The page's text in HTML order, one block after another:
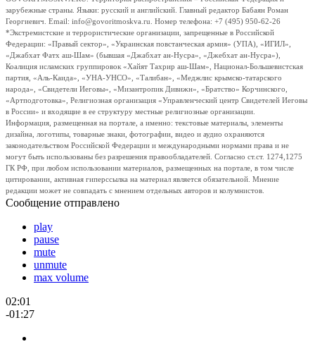
зарубежные страны. Языки: русский и английский. Главный редактор Бабаян Роман
Георгиевич. Email: info@govoritmoskva.ru. Номер телефона: +7 (495) 950-62-26
*Экстремистские и террористические организации, запрещенные в Российской
Федерации: «Правый сектор», «Украинская повстанческая армия» (УПА), «ИГИЛ»,
«Джабхат Фатх аш-Шам» (бывшая «Джабхат ан-Нусра», «Джебхат ан-Нусра»),
Коалиция исламских группировок «Хайят Тахрир аш-Шам», Национал-Большевистская
партия, «Аль-Каида», «УНА-УНСО», «Талибан», «Меджлис крымско-татарского
народа», «Свидетели Иеговы», «Мизантропик Дивижн», «Братство» Корчинского,
«Артподготовка», Религиозная организация «Управленческий центр Свидетелей Иеговы
в России» и входящие в ее структуру местные религиозные организации.
Информация, размещенная на портале, а именно: текстовые материалы, элементы
дизайна, логотипы, товарные знаки, фотографии, видео и аудио охраняются
законодательством Российской Федерации и международными нормами права и не
могут быть использованы без разрешения правообладателей. Согласно ст.ст. 1274,1275
ГК РФ, при любом использовании материалов, размещенных на портале, в том числе
цитировании, активная гиперссылка на материал является обязательной. Мнение
редакции может не совпадать с мнением отдельных авторов и колумнистов.
Сообщение отправлено
play
pause
mute
unmute
max volume
02:01
-01:27